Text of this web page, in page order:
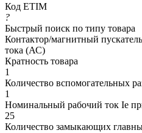
Код ETIM
?
Быстрый поиск по типу товара
Контактор/магнитный
тока (АС)
Кратность товара
1
Количество вспомогательных
1
Номинальный рабочий ток Ie
25
Количество замыкающих